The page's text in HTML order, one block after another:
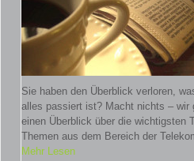
Sie haben den Überblick verloren,
alles passiert ist? Macht nichts – wir
einen Überblick über die wichtigsten
Themen aus dem Bereich der
Mehr Lesen